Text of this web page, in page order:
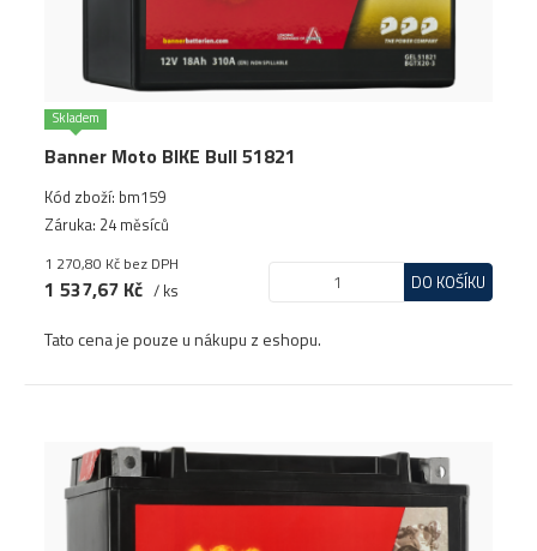
Skladem
Banner Moto BIKE Bull 51821
Kód zboží: bm159
Záruka: 24 měsíců
1 270,80 Kč bez DPH
1 537,67 Kč / ks DO KOŠÍKU
Tato cena je pouze u nákupu z eshopu.